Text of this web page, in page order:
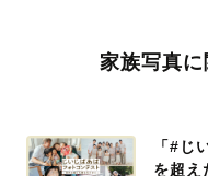
家族写真
「#じ
を超え